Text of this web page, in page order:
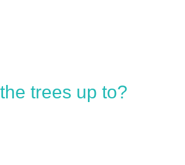
trees up to?